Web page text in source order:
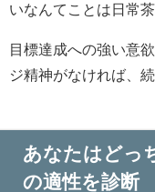
いなんてことは日常茶
目標達成への強い意
ジ精神がなければ、
あなたはどっ
の適性を診断